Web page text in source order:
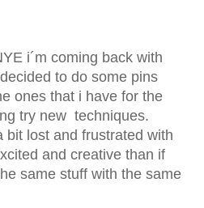
i´m coming back with
to do some pins
ones that i have for the
try new techniques.
bit lost and frustrated with
and creative than if
same stuff with the same